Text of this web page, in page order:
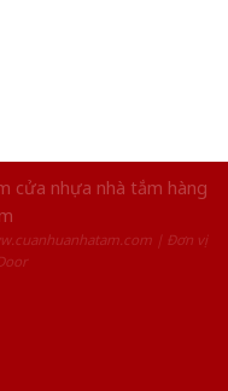
cửa nhựa nhà tắm hàng
| Đơn vị